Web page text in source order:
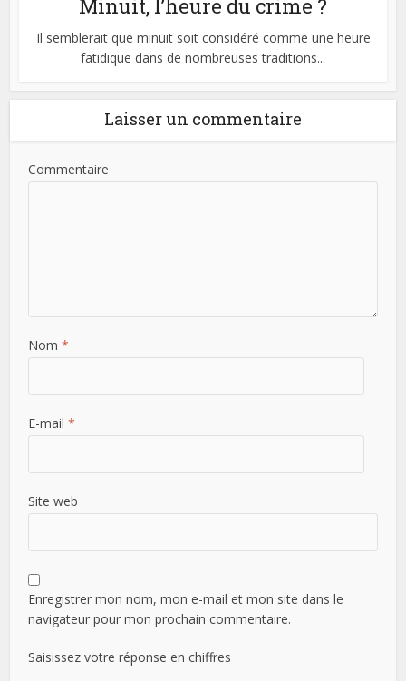
Minuit, l’heure du crime ?
Il semblerait que minuit soit considéré comme une heure
fatidique dans de nombreuses traditions...
Laisser un commentaire
Commentaire
Nom*
E-mail*
Site web
Enregistrer mon nom, mon e-mail et mon site dans le
navigateur pour mon prochain commentaire.
Saisissez votre réponse en chiffres